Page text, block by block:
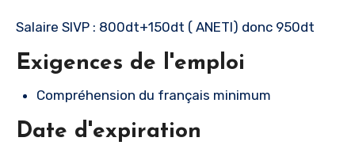
Salaire SIVP : 800dt+150dt ( ANETI) donc 950dt
Exigences de l'emploi
Compréhension du français minimum
Date d'expiration